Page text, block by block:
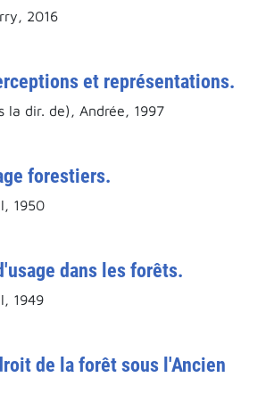
2016
et représentations.
la dir. de), Andrée, 1997
forestiers.
1950
dans les forêts.
1949
de la forêt sous l'Ancien